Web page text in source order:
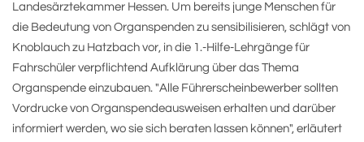
Landesärztekammer Hessen. Um bereits junge Menschen für
die Bedeutung von Organspenden zu sensibilisieren, schlägt von
Knoblauch zu Hatzbach vor, in die 1.-Hilfe-Lehrgänge für
Fahrschüler verpflichtend Aufklärung über das Thema
Organspende einzubauen. "Alle Führerscheinbewerber sollten
Vordrucke von Organspendeausweisen erhalten und darüber
informiert werden, wo sie sich beraten lassen können", erläutert